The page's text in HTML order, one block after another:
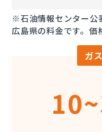
※石油情報センター公
広島県の料金です。価
ガ